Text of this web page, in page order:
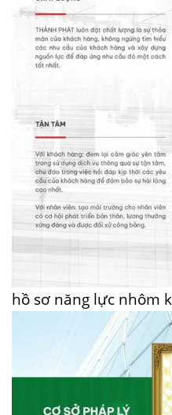
hồ sơ năng lực nhôm